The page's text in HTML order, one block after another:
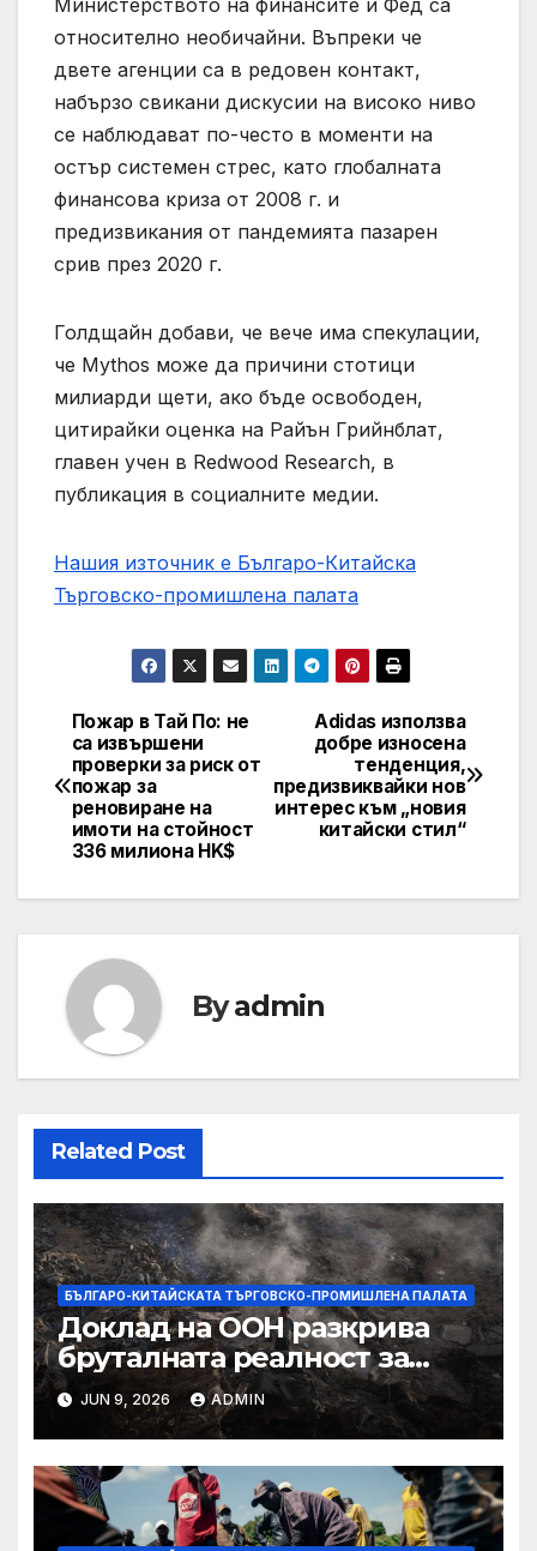
относително необичайни. Въпреки че
двете агенции са в редовен контакт,
набързо свикани дискусии на високо ниво
се наблюдават по-често в моменти на
остър системен стрес, като глобалната
финансова криза от 2008 г. и
предизвикания от пандемията пазарен
срив през 2020 г.
Голдщайн добави, че вече има спекулации,
че Mythos може да причини стотици
милиарди щети, ако бъде освободен,
цитирайки оценка на Райън Грийнблат,
главен учен в Redwood Research, в
публикация в социалните медии.
Нашия източник е Българо-Китайска
Търговско-промишлена палaта
Post
navigation
Adidas използва
добре износена
тенденция,
предизвиквайки нов
интерес към „новия
китайски стил“
Пожар в Тай По: не
са извършени
проверки за риск от
пожар за
реновиране на
имоти на стойност
336 милиона HK$
Byadmin
Related Post
БЪЛГАРО-КИТАЙСКАТА ТЪРГОВСКО-ПРОМИШЛЕНА ПАЛАТА
Доклад на ООН разкрива
бруталната реалност за
палестинците в Газа,
Западния бряг
JUN 9, 2026 ADMIN